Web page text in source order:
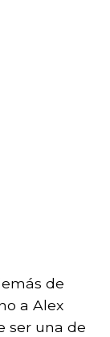
de
a Alex
ser una de